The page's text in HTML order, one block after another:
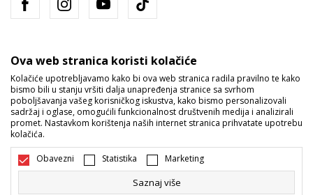
Bosna i Hercegovina Promijenite
Ova web stranica koristi kolačiće
Kolačiće upotrebljavamo kako bi ova web stranica radila pravilno te kako
bismo bili u stanju vršiti dalja unapređenja stranice sa svrhom
poboljšavanja vašeg korisničkog iskustva, kako bismo personalizovali
sadržaj i oglase, omogućili funkcionalnost društvenih medija i analizirali
promet. Nastavkom korištenja naših internet stranica prihvatate upotrebu
kolačića.
Obavezni Statistika Marketing
Saznaj više